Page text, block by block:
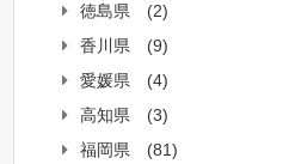
徳島県
(2)
香川県
(9)
愛媛県
(4)
高知県
(3)
福岡県
(81)